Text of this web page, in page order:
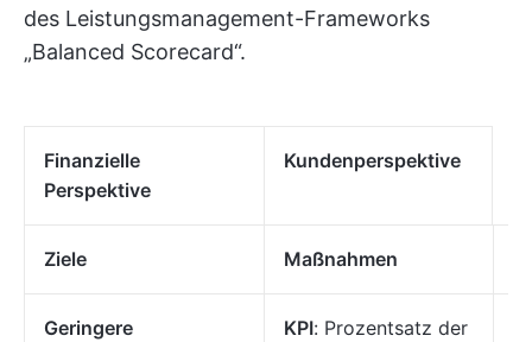
des Leistungsmanagement-Frameworks
„Balanced Scorecard“.
Finanzielle
Perspektive
Kundenperspektive
Ziele Maßnahmen
Geringere
KPI: Prozentsatz der